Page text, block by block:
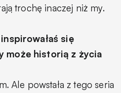
trochę inaczej niż my.
się
może historią z życia
Ale powstała z tego seria